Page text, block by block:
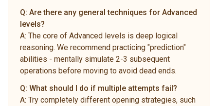
Q: Are there any general techniques for Advanced
levels?
A: The core of Advanced levels is deep logical
reasoning. We recommend practicing "prediction"
abilities - mentally simulate 2-3 subsequent
operations before moving to avoid dead ends.
Q: What should I do if multiple attempts fail?
A: Try completely different opening strategies, such